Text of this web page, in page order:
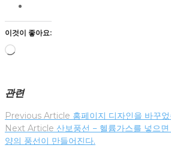
이것이 좋아요:
로
관련
글
탐
색
Previous Article 홈페이지 디자인을 바꾸
Next Article 산보풍선 – 헬륨가스를 넣으
양의 풍선이 만들어진다.